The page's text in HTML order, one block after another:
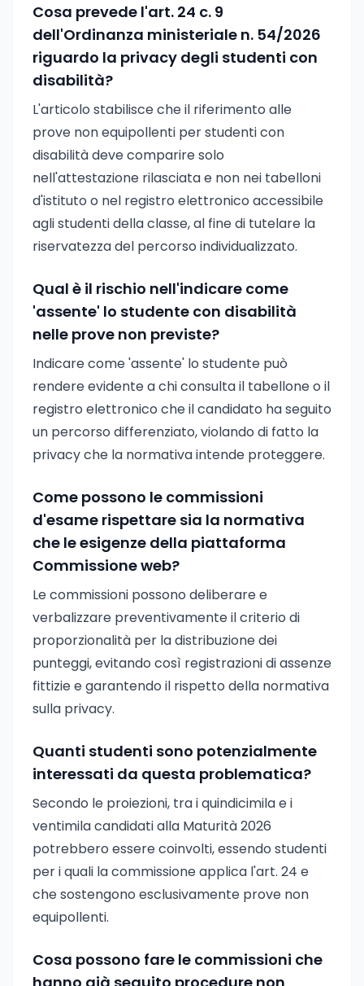
Cosa prevede l'art. 24 c. 9
dell'Ordinanza ministeriale n. 54/2026
riguardo la privacy degli studenti con
disabilità?
L'articolo stabilisce che il riferimento alle
prove non equipollenti per studenti con
disabilità deve comparire solo
nell'attestazione rilasciata e non nei tabelloni
d'istituto o nel registro elettronico accessibile
agli studenti della classe, al fine di tutelare la
riservatezza del percorso individualizzato.
Qual è il rischio nell'indicare come
'assente' lo studente con disabilità
nelle prove non previste?
Indicare come 'assente' lo studente può
rendere evidente a chi consulta il tabellone o il
registro elettronico che il candidato ha seguito
un percorso differenziato, violando di fatto la
privacy che la normativa intende proteggere.
Come possono le commissioni
d'esame rispettare sia la normativa
che le esigenze della piattaforma
Commissione web?
Le commissioni possono deliberare e
verbalizzare preventivamente il criterio di
proporzionalità per la distribuzione dei
punteggi, evitando così registrazioni di assenze
fittizie e garantendo il rispetto della normativa
sulla privacy.
Quanti studenti sono potenzialmente
interessati da questa problematica?
Secondo le proiezioni, tra i quindicimila e i
ventimila candidati alla Maturità 2026
potrebbero essere coinvolti, essendo studenti
per i quali la commissione applica l'art. 24 e
che sostengono esclusivamente prove non
equipollenti.
Cosa possono fare le commissioni che